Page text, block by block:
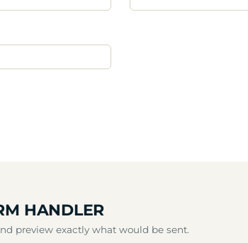
HANDLER
preview exactly what would be sent.